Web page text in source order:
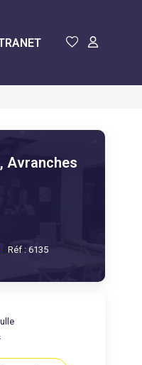
, Avranches
Réf :6135